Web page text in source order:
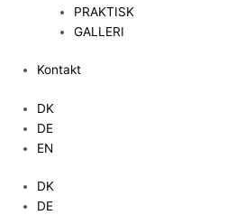
PRAKTISK
GALLERI
Kontakt
DK
DE
EN
DK
DE